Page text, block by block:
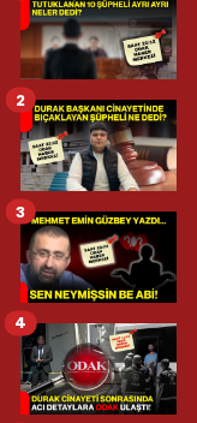
2
3
4